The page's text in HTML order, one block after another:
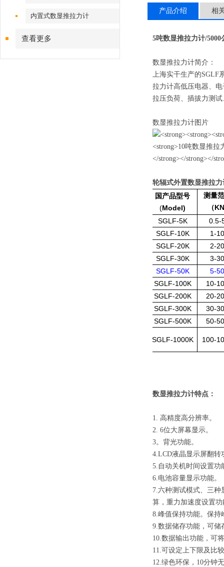
内置式数显推拉力计
查看更多
产品介绍 相
5吨数显推拉力计/
数显推拉力计简介：
上海实干生产的SGLF
拉力计高低压电器、
拉压负荷、插拔力测
数显推拉力计图片
轮辐式外置数显推拉
国产品型号
(Model)
测量
（KN
SGLF-5K
0.5-
SGLF-10K
1-
SGLF-20K
2-
SGLF-30K
3-
SGLF-50K
5-
SGLF-100K
10-
SGLF-200K
20-
SGLF-300K
30-
SGLF-500K
50-
SGLF-1000K 100-
数显推拉力计特点：
1. 高精度高分辨率。
2. 6位大屏幕显示。
3。背光功能。
4.LCD液晶显示屏翻转
5.自动关机时间设置功
6.电池容量显示功能。
7.六种测试模式、三
算，重力加速度设置
8.峰值保持功能。保持
9.数据储存功能，可储
10.数据输出功能，可
11.可设定上下限及比
12.绿色环保，10分钟